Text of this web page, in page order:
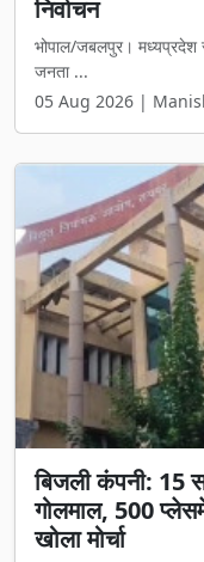
निर्वाचन
भोपाल/जबलपुर। मध्यप्रदेश से
जनता ...
05 Aug 2026 |
बिजली कंपनी: 15
गोलमाल, 500
खोला मोर्चा